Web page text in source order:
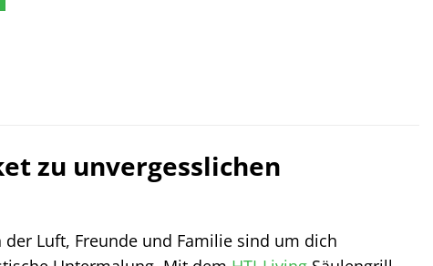
zu unvergesslichen
Luft, Freunde und Familie sind um dich